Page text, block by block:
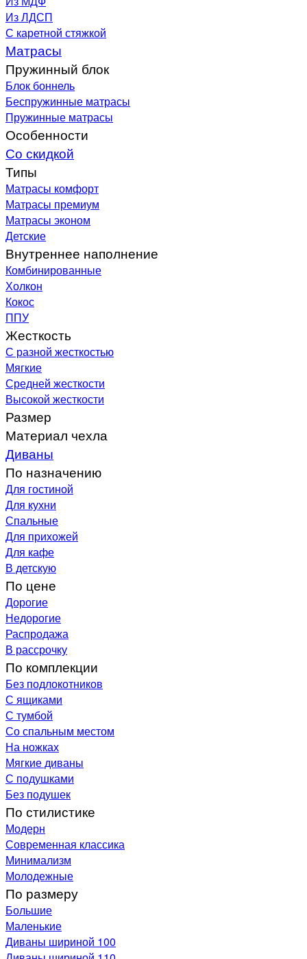
Из ЛДСП
С каретной стяжкой
Матрасы
Пружинный блок
Блок боннель
Беспружинные матрасы
Пружинные матрасы
Особенности
Со скидкой
Типы
Матрасы комфорт
Матрасы премиум
Матрасы эконом
Детские
Внутреннее наполнение
Комбинированные
Холкон
Кокос
ППУ
Жесткость
С разной жесткостью
Мягкие
Средней жесткости
Высокой жесткости
Размер
Материал чехла
Диваны
По назначению
Для гостиной
Для кухни
Спальные
Для прихожей
Для кафе
В детскую
По цене
Дорогие
Недорогие
Распродажа
В рассрочку
По комплекции
Без подлокотников
С ящиками
С тумбой
Со спальным местом
На ножках
Мягкие диваны
С подушками
Без подушек
По стилистике
Модерн
Современная классика
Минимализм
Молодежные
По размеру
Большие
Маленькие
Диваны шириной 100